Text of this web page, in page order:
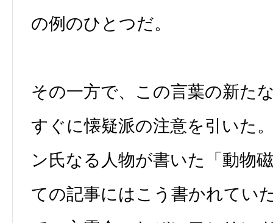
の例のひとつだ。
その一方で、この言葉の新た
すぐに懐疑派の注意を引いた
ン氏なる人物が書いた「動物
ての記事にはこう書かれてい